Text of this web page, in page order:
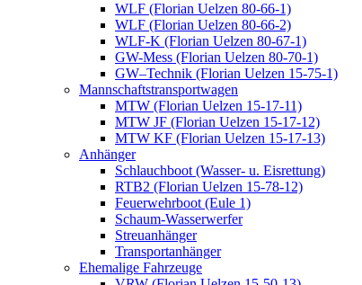
WLF (Florian Uelzen 80-66-1)
WLF (Florian Uelzen 80-66-2)
WLF-K (Florian Uelzen 80-67-1)
GW-Mess (Florian Uelzen 80-70-1)
GW–Technik (Florian Uelzen 15-75-1)
Mannschaftstransportwagen
MTW (Florian Uelzen 15-17-11)
MTW JF (Florian Uelzen 15-17-12)
MTW KF (Florian Uelzen 15-17-13)
Anhänger
Schlauchboot (Wasser- u. Eisrettung)
RTB2 (Florian Uelzen 15-78-12)
Feuerwehrboot (Eule 1)
Schaum-Wasserwerfer
Streuanhänger
Transportanhänger
Ehemalige Fahrzeuge